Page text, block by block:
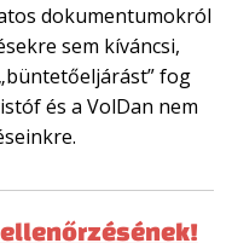
dokumentumokról
sem kíváncsi,
fog
és a VolDan nem
ellenőrzésének!